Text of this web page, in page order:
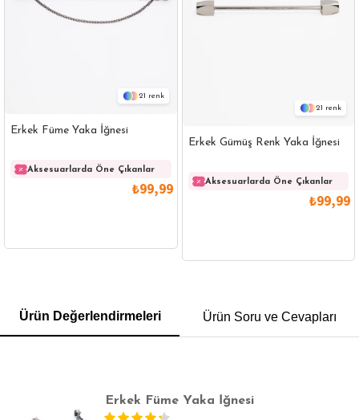
21
Erkek Füme Yaka İğnesi
Aksesuarlarda Öne Çıkanlar
₺99,99
21
Erkek Gümüş Renk Yaka İğnesi
Aksesuarlarda Öne Çıkanlar
₺99,99
POLO YAKA T-SHIRT KEMER BOXER
Ürün Değerlendirmeleri Ürün Soru ve Cevapları
Erkek Füme Yaka İğnesi